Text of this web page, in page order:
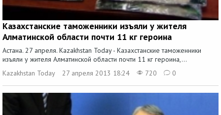
Казахстанские таможенники изъяли у жителя
Алматинской области почти 11 кг героина
Астана. 27 апреля. Kazakhstan Today - Казахстанские таможенники
изъяли у жителя Алматинской области почти 11 кг героина,...
Kazakhstan Today
27 апреля 2013 18:24 720 0